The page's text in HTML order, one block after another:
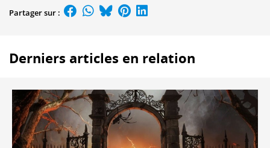
Partager sur :
Derniers articles en relation